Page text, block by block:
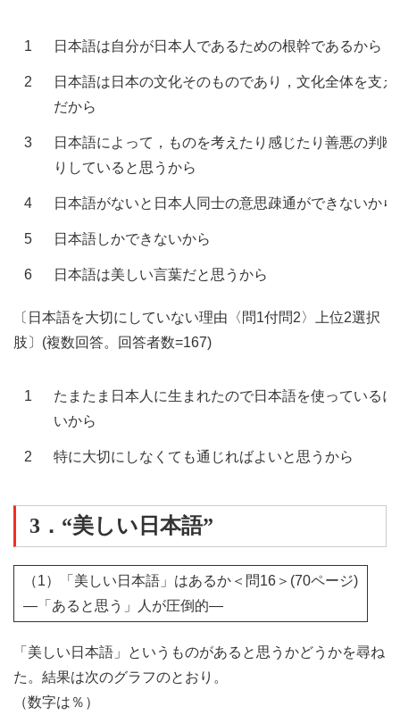
1 日本語は自分が日本人であるための根幹であるから
2
日本語は日本の文化そのものであり，文化全体を支え
だから
3
日本語によって，ものを考えたり感じたり善悪の判断
りしていると思うから
4 日本語がないと日本人同士の意思疎通ができないから
5 日本語しかできないから
6 日本語は美しい言葉だと思うから
〔日本語を大切にしていない理由〈問1付問2〉上位2選択
肢〕(複数回答。回答者数=167)
1
たまたま日本人に生まれたので日本語を使っているに
いから
2 特に大切にしなくても通じればよいと思うから
3．“美しい日本語”
（1）「美しい日本語」はあるか＜問16＞(70ページ)
―「あると思う」人が圧倒的―
「美しい日本語」というものがあると思うかどうかを尋ね
た。結果は次のグラフのとおり。
（数字は％）